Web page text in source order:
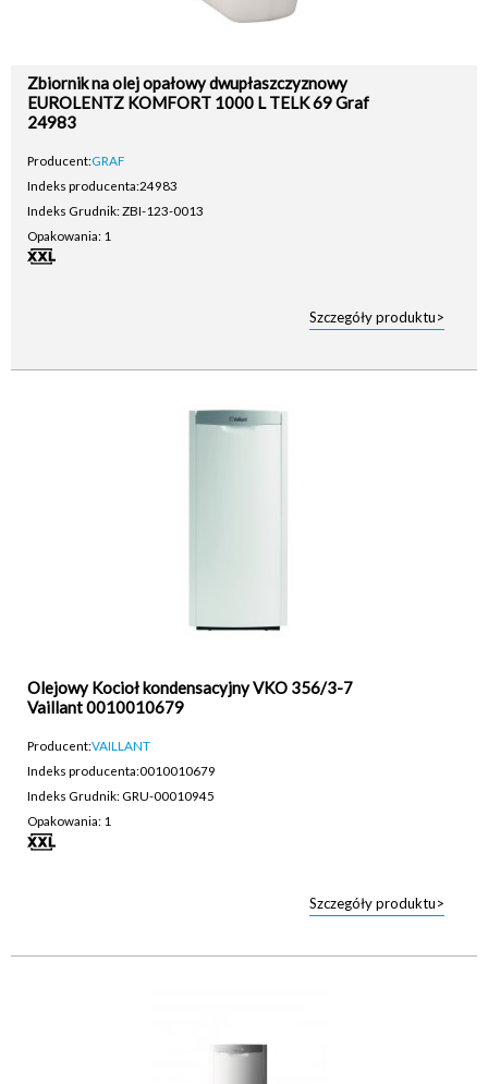
Zbiornik na olej opałowy dwupłaszczyznowy
EUROLENTZ KOMFORT 1000 L TELK 69 Graf
24983
Producent:GRAF
Indeks producenta:24983
Indeks Grudnik: ZBI-123-0013
Opakowania: 1
Szczegóły produktu>
Olejowy Kocioł kondensacyjny VKO 356/3-7
Vaillant 0010010679
Producent:VAILLANT
Indeks producenta:0010010679
Indeks Grudnik: GRU-00010945
Opakowania: 1
Szczegóły produktu>